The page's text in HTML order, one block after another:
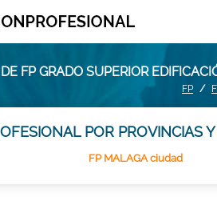
FP GRADO SUPERIOR
FP
POR PROVINCIAS
FP MALAGA ciudad